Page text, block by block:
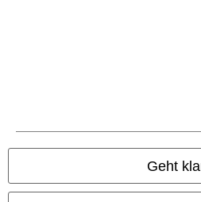
Geht
Alle Preise inkl. gesetzlicher
© 1986-2026 E.M.P. Merchandising